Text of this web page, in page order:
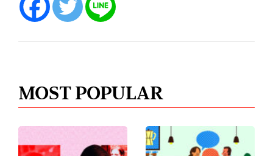
MOST POPULAR